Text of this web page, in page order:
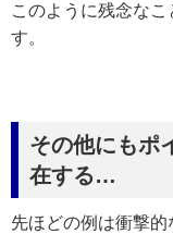
このように残念な
す。
その他にもポ
在する…
先ほどの例は衝撃